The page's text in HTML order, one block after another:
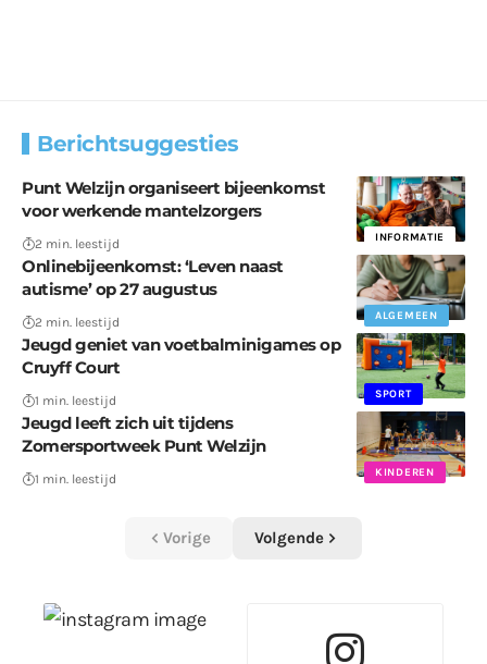
Berichtsuggesties
INFORMATIE
Punt Welzijn organiseert bijeenkomst
voor werkende mantelzorgers
2 min. leestijd
ALGEMEEN
Onlinebijeenkomst: ‘Leven naast
autisme’ op 27 augustus
2 min. leestijd
SPORT
Jeugd geniet van voetbalminigames op
Cruyff Court
1 min. leestijd
KINDEREN
Jeugd leeft zich uit tijdens
Zomersportweek Punt Welzijn
1 min. leestijd
Vorige Volgende